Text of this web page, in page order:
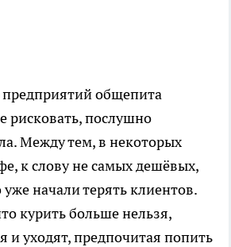
общепита
рисковать, послушно
Между тем, в некоторых
к слову не самых дешёвых,
начали терять клиентов.
курить больше нельзя,
и уходят, предпочитая попить